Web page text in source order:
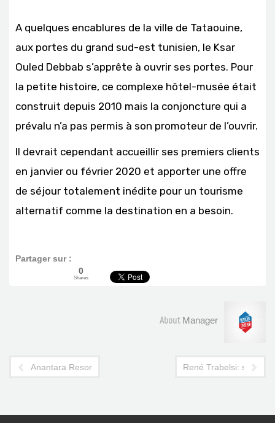
A quelques encablures de la ville de Tataouine,
aux portes du grand sud-est tunisien, le Ksar
Ouled Debbab s’apprête à ouvrir ses portes. Pour
la petite histoire, ce complexe hôtel-musée était
construit depuis 2010 mais la conjoncture qui a
prévalu n’a pas permis à son promoteur de l’ouvrir.
Il devrait cependant accueillir ses premiers clients
en janvier ou février 2020 et apporter une offre
de séjour totalement inédite pour un tourisme
alternatif comme la destination en a besoin.
Partager sur :
0
Shares
About Manager
Anantara Resort Tozeur : ce que vous ne savez pas encore
René Trabelsi: son